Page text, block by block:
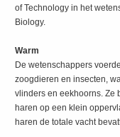
of Technology in het
Biology.
Warm
De wetenschappers
zoogdieren en insecten,
vlinders en eekhoorns. Ze
haren op een klein
haren de totale vacht